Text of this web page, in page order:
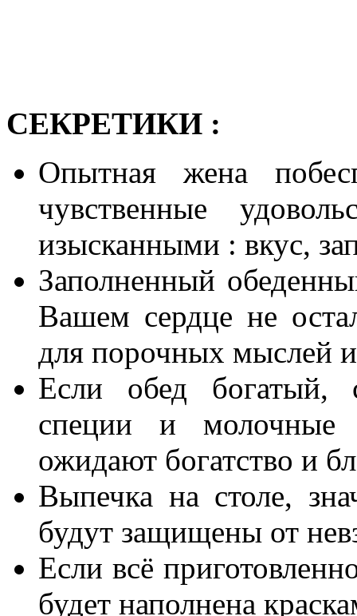
СЕКРЕТИКИ :
Опытная жена
чувственные
изысканными : вкус,
Заполненный
Вашем сердце не
для порочных мыслей
Если обед богатый,
специи и
ожидают богатство и
Выпечка на столе,
будут защищены от
Если всё
будет наполнена